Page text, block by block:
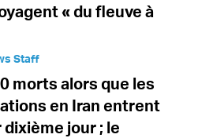
« du fleuve à
Staff
morts alors que les
en Iran entrent
jour ; le